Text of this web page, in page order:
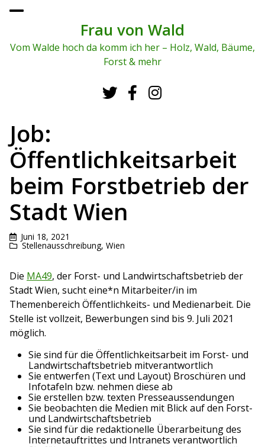
To
me
Frau von Wald
Vom Walde hoch da komm ich her – Holz, Wald, Bäume,
Forst & mehr
Job:
Öffentlichkeitsarbeit
beim Forstbetrieb der
Stadt Wien
Juni 18, 2021
Stellenausschreibung, Wien
Die MA49, der Forst- und Landwirtschaftsbetrieb der
Stadt Wien, sucht eine*n Mitarbeiter/in im
Themenbereich Öffentlichkeits- und Medienarbeit. Die
Stelle ist vollzeit, Bewerbungen sind bis 9. Juli 2021
möglich.
Sie sind für die Öffentlichkeitsarbeit im Forst- und
Landwirtschaftsbetrieb mitverantwortlich
Sie entwerfen (Text und Layout) Broschüren und
Infotafeln bzw. nehmen diese ab
Sie erstellen bzw. texten Presseaussendungen
Sie beobachten die Medien mit Blick auf den Forst-
und Landwirtschaftsbetrieb
Sie sind für die redaktionelle Überarbeitung des
Internetauftrittes und Intranets verantwortlich